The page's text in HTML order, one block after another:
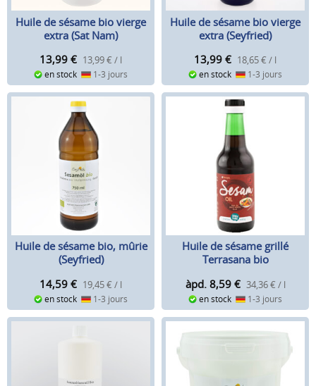
Huile de sésame bio vierge
extra (Sat Nam)
13,99 € 13,99 € / l
en stock 1-3 jours
Huile de sésame bio vierge
extra (Seyfried)
13,99 € 18,65 € / l
en stock 1-3 jours
Huile de sésame bio, mûrie
(Seyfried)
14,59 € 19,45 € / l
en stock 1-3 jours
Huile de sésame grillé
Terrasana bio
àpd. 8,59 € 34,36 € / l
en stock 1-3 jours